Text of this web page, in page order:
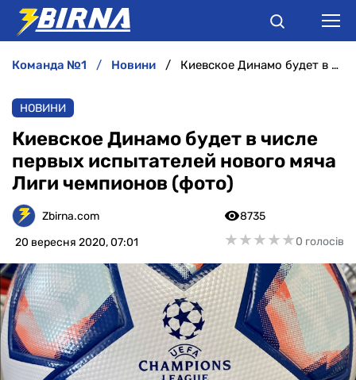
АНАЛІТИКА
ІНТЕРВ'Ю
РІЗНЕ
БУКМЕКЕРИ
команда №1 новини Киевское Динамо будет в числе первых испытателей нового мяча Лиги чемпионов (фото)
НОВИНИ
Киевское Динамо будет в числе
первых испытателей нового мяча
Лиги чемпионов (фото)
Zbirna.com
20 вересня 2020, 07:01
8735
★★★★★
★★★★★0 голосів